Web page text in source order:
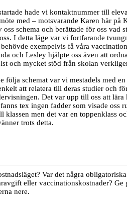
hade vi kontaktnummer till
med – motsvarande Karen här på
oss schema och berättade för oss vad
I detta läge var vi fortfarande
exempelvis få våra
och Lesley hjälpte oss även att
och mycket stöd från skolan
följa schemat var vi mestadels med
att relatera till deras studier och
Det var upp till oss att lära
tex ingen fadder som visade oss
klassen men det var en toppenklass
trots detta.
Var det några
eller vaccinationskostnader? Ge
nere.